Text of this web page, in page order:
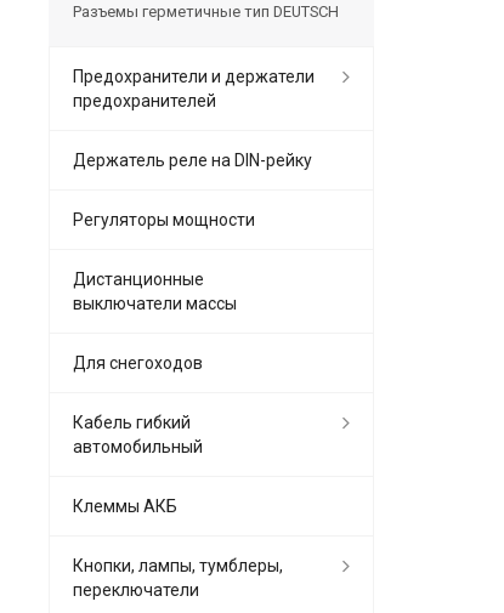
Разъемы герметичные тип DEUTSCH
Предохранители и держатели
предохранителей
Держатель реле на DIN-рейку
Регуляторы мощности
Дистанционные
выключатели массы
Для снегоходов
Кабель гибкий
автомобильный
Клеммы АКБ
Кнопки, лампы, тумблеры,
переключатели